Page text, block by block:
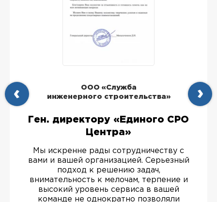
ООО «Служба
инженерного строительства»
Ген. директору «Единого СРО
Центра»
Мы искренне рады сотрудничеству с
вами и вашей организацией. Серьезный
подход к решению задач,
внимательность к мелочам, терпение и
высокий уровень сервиса в вашей
команде не однократно позволяли